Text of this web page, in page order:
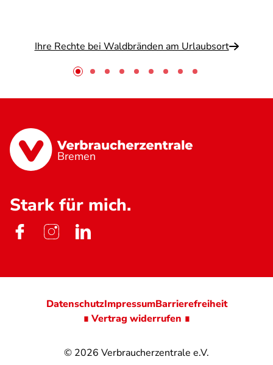
Ihre Rechte bei Waldbränden am Urlaubsort
Bremen
Stark für mich.
© 2026 Verbraucherzentrale e.V.
DatenschutzImpressumBarrierefreiheit
∎ Vertrag widerrufen ∎